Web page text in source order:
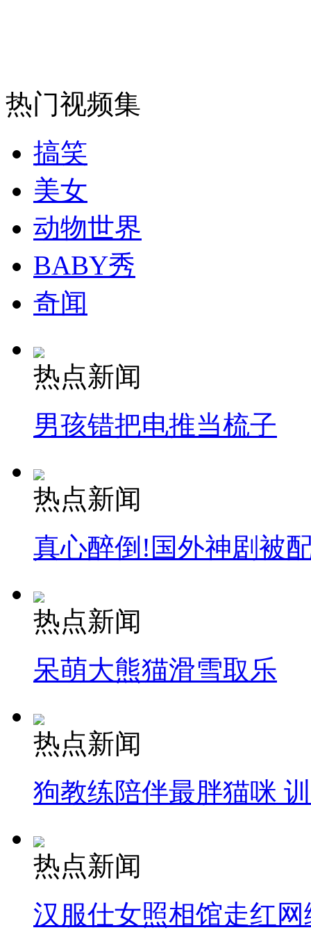
消防员救轻生者 花炮节热闹非凡
司机酒驾遇交警 急速倒车逃窜
热门视频集
搞笑
美女
动物世界
BABY秀
奇闻
热点新闻
男孩错把电推当梳子
热点新闻
真心醉倒!国外神剧被
热点新闻
呆萌大熊猫滑雪取乐
热点新闻
狗教练陪伴最胖猫咪
热点新闻
汉服仕女照相馆走红网